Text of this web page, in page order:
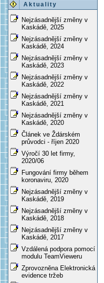
Aktuality
Nejzásadnější změny v
Kaskádě, 2025
Nejzásadnější změny v
Kaskádě, 2024
Nejzásadnější změny v
Kaskádě, 2023
Nejzásadnější změny v
Kaskádě, 2022
Nejzásadnější změny v
Kaskádě, 2021
Nejzásadnější změny v
Kaskádě, 2020
Článek ve Ždárském
průvodci - říjen 2020
Výročí 30 let firmy,
2020/06
Fungování firmy během
koronaviru, 2020
Nejzásadnější změny v
Kaskádě, 2019
Nejzásadnější změny v
Kaskádě, 2018
Nejzásadnější změny v
Kaskádě, 2017
Vzdálená podpora pomocí
modulu TeamVieweru
Zprovozněna Elektronická
evidence tržeb